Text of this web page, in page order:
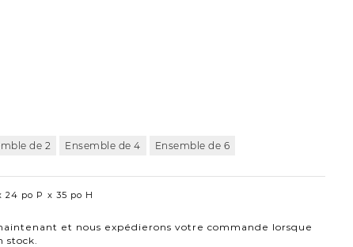
de 2 Ensemble de 4 Ensemble de 6
24 po P 35 po H
et nous expédierons votre commande lorsque
stock.